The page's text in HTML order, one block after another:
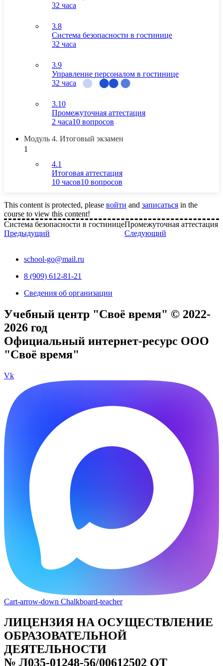
32 часа
3.8
Система безопасности в гостинице
32 часа
3.9
Управление персоналом в гостинице
32 часа
3.10
Промежуточная аттестация
2 часа10 вопросов
Модуль 4. Итоговый экзамен
1
4.1
Итоговая аттестация
10 часов10 вопросов
This content is protected, please войти and записаться in the
course to view this content!
Система безопасности в гостинице
Предыдущий
Промежуточная аттестация
Следующий
school-go@mail.ru
8 (909) 612-81-21
Сведения об организации
Учебный центр "Своё время" © 2022-
2026 год
Официальный интернет-ресурс ООО
"Своё время"
Vk
Cart-arrow-down Chalkboard-teacher
ЛИЦЕНЗИЯ НА ОСУЩЕСТВЛЕНИЕ
ОБРАЗОВАТЕЛЬНОЙ
ДЕЯТЕЛЬНОСТИ
№ Л035-01248-56/00612502 ОТ